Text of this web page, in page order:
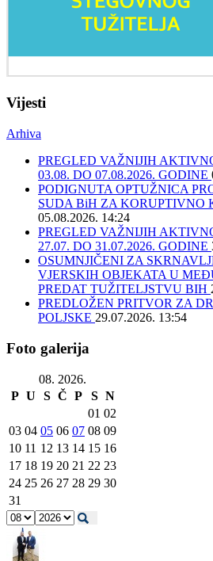
Vijesti
Arhiva
PREGLED VAŽNIJIH
03.08. DO 07.08.2026. GODINE
PODIGNUTA OPTUŽNICA
SUDA BiH ZA KORUPTIVNO
05.08.2026. 14:24
PREGLED VAŽNIJIH
27.07. DO 31.07.2026. GODINE
OSUMNJIČENI ZA
VJERSKIH OBJEKATA U
PREDAT TUŽITELJSTVU BIH
PREDLOŽEN PRITVOR ZA
POLJSKE 29.07.2026. 13:54
Foto galerija
08. 2026.
P U S Č P S N
01 02
03 04 05 06 07 08 09
10 11 12 13 14 15 16
17 18 19 20 21 22 23
24 25 26 27 28 29 30
31